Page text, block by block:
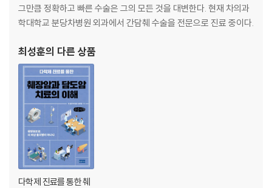
그만큼 정확하고 빠른 수술은 그의 모든 것을 대변한다. 현재 차의과
학대학교 분당차병원 외과에서 간담췌 수술을 전문으로 진료 중이다.
최성훈의 다른 상품
다학제 진료를 통한 췌